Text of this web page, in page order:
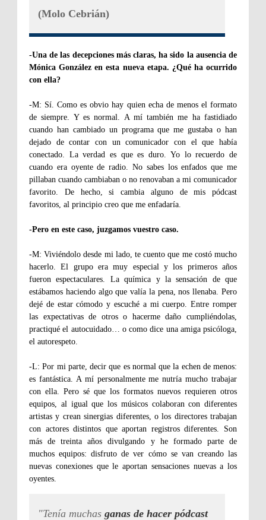
(Molo Cebrián)
-Una de las decepciones más claras, ha sido la ausencia de
Mónica González en esta nueva etapa. ¿Qué ha ocurrido
con ella?
-M: Sí. Como es obvio hay quien echa de menos el formato
de siempre. Y es normal. A mí también me ha fastidiado
cuando han cambiado un programa que me gustaba o han
dejado de contar con un comunicador con el que había
conectado. La verdad es que es duro. Yo lo recuerdo de
cuando era oyente de radio. No sabes los enfados que me
pillaban cuando cambiaban o no renovaban a mi comunicador
favorito. De hecho, si cambia alguno de mis pódcast
favoritos, al principio creo que me enfadaría.
-Pero en este caso, juzgamos vuestro caso.
-M: Viviéndolo desde mi lado, te cuento que me costó mucho
hacerlo. El grupo era muy especial y los primeros años
fueron espectaculares. La química y la sensación de que
estábamos haciendo algo que valía la pena, nos llenaba. Pero
dejé de estar cómodo y escuché a mi cuerpo. Entre romper
las expectativas de otros o hacerme daño cumpliéndolas,
practiqué el autocuidado… o como dice una amiga psicóloga,
el autorespeto.
-L: Por mi parte, decir que es normal que la echen de menos:
es fantástica. A mí personalmente me nutría mucho trabajar
con ella. Pero sé que los formatos nuevos requieren otros
equipos, al igual que los músicos colaboran con diferentes
artistas y crean sinergias diferentes, o los directores trabajan
con actores distintos que aportan registros diferentes. Son
más de treinta años divulgando y he formado parte de
muchos equipos: disfruto de ver cómo se van creando las
nuevas conexiones que le aportan sensaciones nuevas a los
oyentes.
"Tenía muchas ganas de hacer pódcast